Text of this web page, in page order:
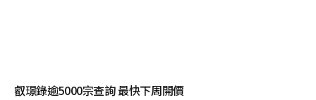
叡璟錄逾5000宗查詢 最快下周開價